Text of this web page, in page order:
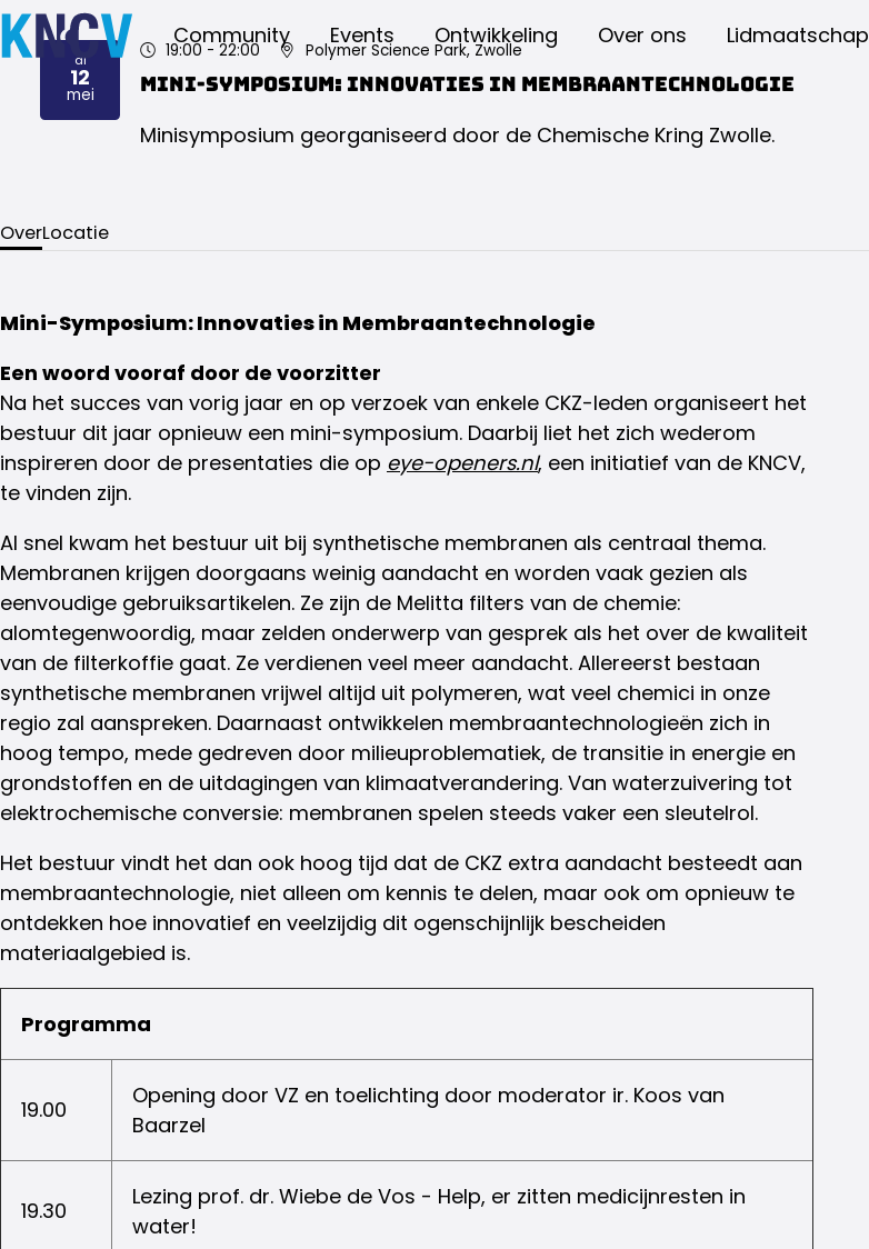
Community Events Ontwikkeling Over ons Lidmaatschap
di
12
mei
2026
19:00 - 22:00 Polymer Science Park, Zwolle
Mini-symposium: Innovaties in Membraantechnologie
Minisymposium georganiseerd door de Chemische Kring Zwolle.
OverLocatie
Mini-Symposium: Innovaties in Membraantechnologie
Een woord vooraf door de voorzitter
Na het succes van vorig jaar en op verzoek van enkele CKZ-leden organiseert het
bestuur dit jaar opnieuw een mini-symposium. Daarbij liet het zich wederom
inspireren door de presentaties die op eye-openers.nl, een initiatief van de KNCV,
te vinden zijn.
Al snel kwam het bestuur uit bij synthetische membranen als centraal thema.
Membranen krijgen doorgaans weinig aandacht en worden vaak gezien als
eenvoudige gebruiksartikelen. Ze zijn de Melitta filters van de chemie:
alomtegenwoordig, maar zelden onderwerp van gesprek als het over de kwaliteit
van de filterkoffie gaat. Ze verdienen veel meer aandacht. Allereerst bestaan
synthetische membranen vrijwel altijd uit polymeren, wat veel chemici in onze
regio zal aanspreken. Daarnaast ontwikkelen membraantechnologieën zich in
hoog tempo, mede gedreven door milieuproblematiek, de transitie in energie en
grondstoffen en de uitdagingen van klimaatverandering. Van waterzuivering tot
elektrochemische conversie: membranen spelen steeds vaker een sleutelrol.
Het bestuur vindt het dan ook hoog tijd dat de CKZ extra aandacht besteedt aan
membraantechnologie, niet alleen om kennis te delen, maar ook om opnieuw te
ontdekken hoe innovatief en veelzijdig dit ogenschijnlijk bescheiden
materiaalgebied is.
Programma
19.00
Opening door VZ en toelichting door moderator ir. Koos van
Baarzel
19.30
Lezing prof. dr. Wiebe de Vos - Help, er zitten medicijnresten in
water!